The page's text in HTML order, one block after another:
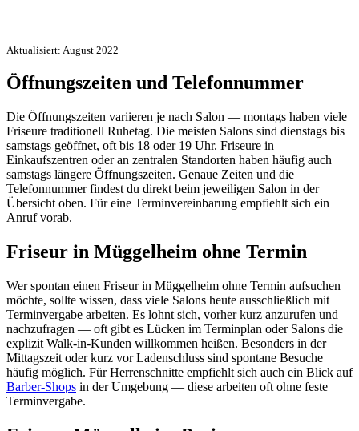
Aktualisiert: August 2022
Öffnungszeiten und Telefonnummer
Die Öffnungszeiten variieren je nach Salon — montags haben viele
Friseure traditionell Ruhetag. Die meisten Salons sind dienstags bis
samstags geöffnet, oft bis 18 oder 19 Uhr. Friseure in
Einkaufszentren oder an zentralen Standorten haben häufig auch
samstags längere Öffnungszeiten. Genaue Zeiten und die
Telefonnummer findest du direkt beim jeweiligen Salon in der
Übersicht oben. Für eine Terminvereinbarung empfiehlt sich ein
Anruf vorab.
Friseur in Müggelheim ohne Termin
Wer spontan einen Friseur in Müggelheim ohne Termin aufsuchen
möchte, sollte wissen, dass viele Salons heute ausschließlich mit
Terminvergabe arbeiten. Es lohnt sich, vorher kurz anzurufen und
nachzufragen — oft gibt es Lücken im Terminplan oder Salons die
explizit Walk-in-Kunden willkommen heißen. Besonders in der
Mittagszeit oder kurz vor Ladenschluss sind spontane Besuche
häufig möglich. Für Herrenschnitte empfiehlt sich auch ein Blick auf
Barber-Shops in der Umgebung — diese arbeiten oft ohne feste
Terminvergabe.